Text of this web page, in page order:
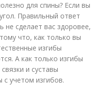
для спины? Если вы
Правильный ответ
не сделает вас здоровее,
что, как только вы
изгибы
А как только изгибы
и суставы
с учетом изгибов.